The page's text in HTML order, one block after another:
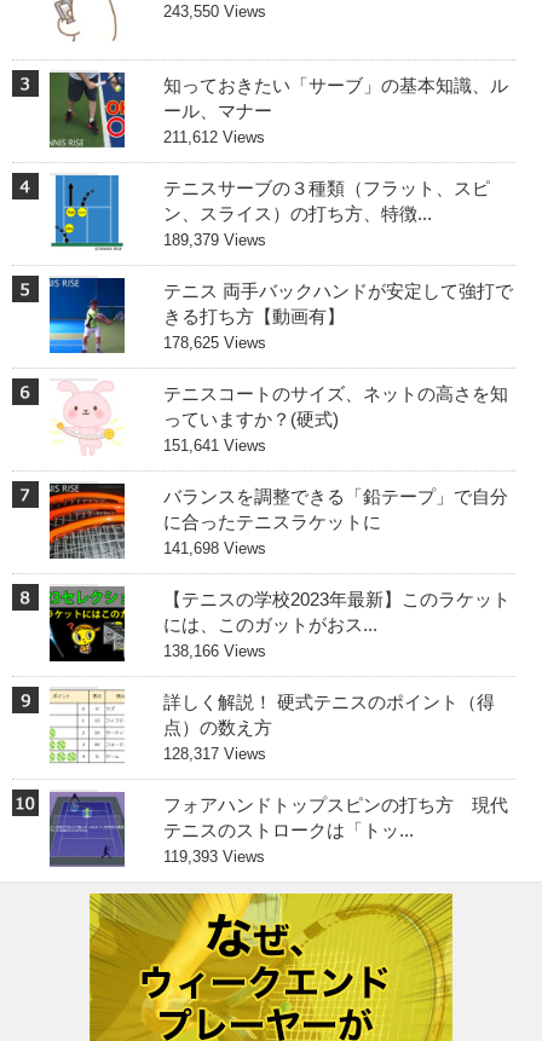
243,550 Views
知っておきたい「サーブ」の基本知識、ル
ール、マナー
211,612 Views
テニスサーブの３種類（フラット、スピ
ン、スライス）の打ち方、特徴...
189,379 Views
テニス 両手バックハンドが安定して強打で
きる打ち方【動画有】
178,625 Views
テニスコートのサイズ、ネットの高さを知
っていますか？(硬式)
151,641 Views
バランスを調整できる「鉛テープ」で自分
に合ったテニスラケットに
141,698 Views
【テニスの学校2023年最新】このラケット
には、このガットがおス...
138,166 Views
詳しく解説！ 硬式テニスのポイント（得
点）の数え方
128,317 Views
フォアハンドトップスピンの打ち方 現代
テニスのストロークは「トッ...
119,393 Views